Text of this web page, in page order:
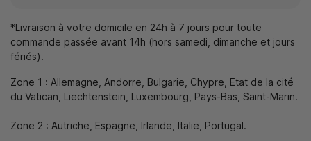
*Livraison à votre domicile en 24h à 7 jours pour toute
commande passée avant 14h (hors samedi, dimanche et jours
fériés).
Zone 1 : Allemagne, Andorre, Bulgarie, Chypre, Etat de la cité
du Vatican, Liechtenstein, Luxembourg, Pays-Bas, Saint-Marin.
Zone 2 : Autriche, Espagne, Irlande, Italie, Portugal.